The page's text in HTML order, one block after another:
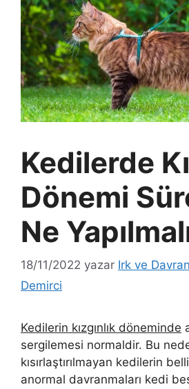
Kedilerde
Dönemi
Ne
18/11/2022 yazar Irk ve
Demirci
Kedilerin kızgınlık döneminde
sergilemesi normaldir. Bu
kısırlaştırılmayan kedilerin
anormal davranmaları kedi